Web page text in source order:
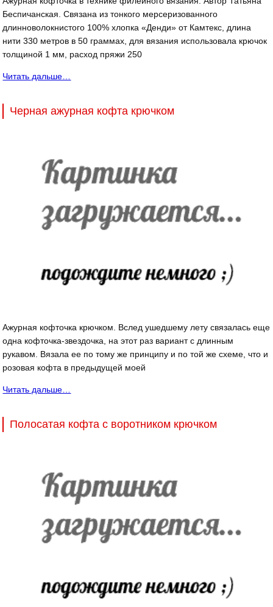
Беспичанская. Связана из тонкого мерсеризованного
длинноволокнистого 100% хлопка «Денди» от Камтекс, длина
нити 330 метров в 50 граммах, для вязания использовала крючок
толщиной 1 мм, расход пряжи 250
Читать дальше…
Черная ажурная кофта крючком
Ажурная кофточка крючком. Вслед ушедшему лету связалась еще
одна кофточка-звездочка, на этот раз вариант с длинным
рукавом. Вязала ее по тому же принципу и по той же схеме, что и
розовая кофта в предыдущей моей
Читать дальше…
Полосатая кофта с воротником крючком